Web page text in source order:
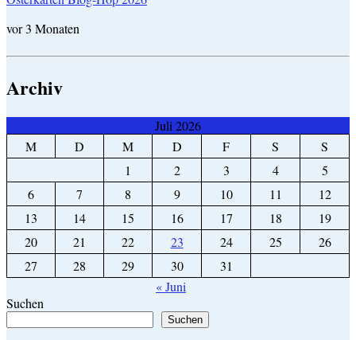
vor 3 Monaten
Archiv
Juli 2026
M
D M D F S
S
1
2 3 4
5
6
7 8 9 10 11
12
13
14 15 16 17 18
19
20
21 22 23 24 25
26
27
28 29 30
31
« Juni
Suchen
Suchen